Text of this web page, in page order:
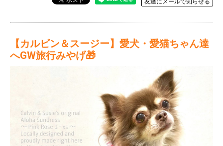
友達にメールで知らせる
【カルビン＆スージー】愛犬・愛猫ちゃん達
へGW旅行みやげ🎁